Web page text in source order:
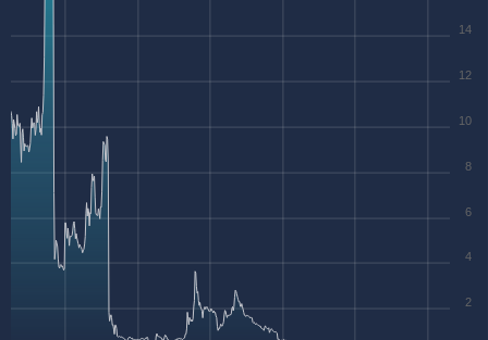
2
4
6
8
10
12
14